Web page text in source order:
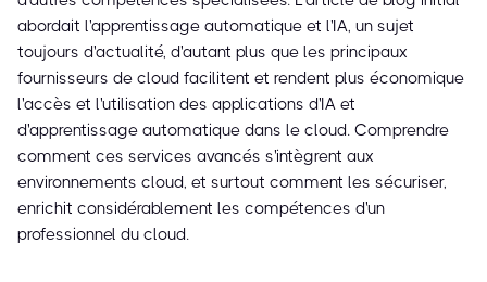
abordait l'apprentissage automatique et l'IA, un sujet
toujours d'actualité, d'autant plus que les principaux
fournisseurs de cloud facilitent et rendent plus économique
l'accès et l'utilisation des applications d'IA et
d'apprentissage automatique dans le cloud. Comprendre
comment ces services avancés s'intègrent aux
environnements cloud, et surtout comment les sécuriser,
enrichit considérablement les compétences d'un
professionnel du cloud.